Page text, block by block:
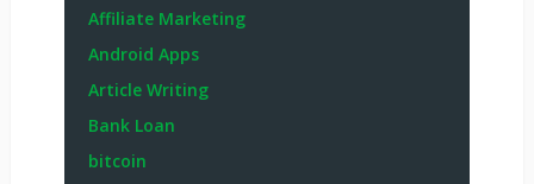
Affiliate Marketing
Android Apps
Article Writing
Bank Loan
bitcoin